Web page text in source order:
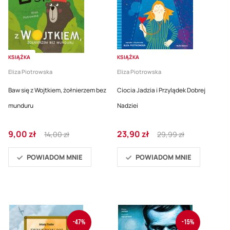
KSIĄŻKA
Eliza Piotrowska
Baw się z Wojtkiem, żołnierzem bez
munduru
Cena
promocyjna
9,00 zł
Regular
Price
14,00 zł
POWIADOM MNIE
KSIĄŻKA
Eliza Piotrowska
Ciocia Jadzia i Przylądek Dobrej
Nadziei
Cena
promocyjna
23,90 zł
Regular
Price
29,99 zł
POWIADOM MNIE
-47% -15%